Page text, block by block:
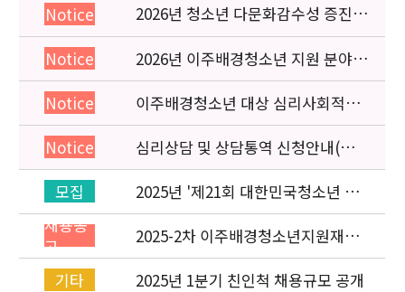
Notice
2026년 청소년 다문화감수성 증진
프로그램 「다가감」신청기관 안내
Notice
2026년 이주배경청소년 지원 분야
종사자 역량강화 교육 일정 안내
Notice
이주배경청소년 대상 심리사회적응
검사 연수동영상 개편 안내
Notice
심리상담 및 상담통역 신청안내(의뢰
서첨부)
모집
2025년 '제21회 대한민국청소년 박
람회' 이주배경청소년지원재단 홍보
운영 부스 자원봉사자 신청·접수
채용공
고
2025-2차 이주배경청소년지원재단
직원(개발협력부) 채용공고 (~5/6)
기타
2025년 1분기 친인척 채용규모 공개